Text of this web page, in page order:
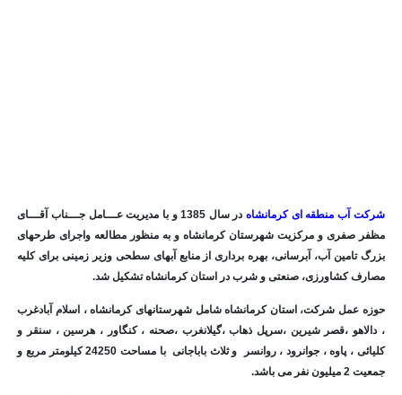
آب منطقه ای کرمانشاه
در سال 1385 و با مدیریت عـــامل جـــناب آقـــای
صفری و مرکزیت شهرستان کرمانشاه و به منظور مطالعه واجرای طرحهای
تامین آب، آبرسانی، بهره برداری از منابع آبهای سطحی وزیر زمینی برای کلیه
کشاورزی، صنعتی و شرب در استان کرمانشاه تشکیل شد.
عمل شرکت، استان کرمانشاه شامل شهرستانهای کرمانشاه ، اسلام آبادغرب
،قصر شیرین ،سرپل ذهاب ،گیلانغرب ،صحنه ، کنگاور ، هرسین ، سنقر و
کلیائی ، پاوه ، جوانرود ، روانسر و ثلاث باباجانی با مساحت 24250 کیلومتر مربع و
نفر می باشد.